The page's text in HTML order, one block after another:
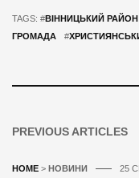
TAGS: #ВІННИЦЬКИЙ РАЙОН
ГРОМАДА
#
PREVIOUS ARTICLES
HOME > НОВИНИ 25